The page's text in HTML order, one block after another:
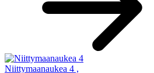
Niittymaanaukea 4 ,